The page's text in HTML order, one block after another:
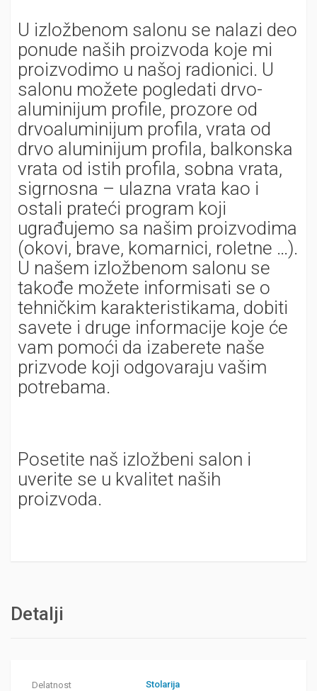
U izložbenom salonu se nalazi deo
ponude naših proizvoda koje mi
proizvodimo u našoj radionici. U
salonu možete pogledati drvo-
aluminijum profile, prozore od
drvoaluminijum profila, vrata od
drvo aluminijum profila, balkonska
vrata od istih profila, sobna vrata,
sigrnosna – ulazna vrata kao i
ostali prateći program koji
ugrađujemo sa našim proizvodima
(okovi, brave, komarnici, roletne …).
U našem izložbenom salonu se
takođe možete informisati se o
tehničkim karakteristikama, dobiti
savete i druge informacije koje će
vam pomoći da izaberete naše
prizvode koji odgovaraju vašim
potrebama.
Posetite naš izložbeni salon i
uverite se u kvalitet naših
proizvoda.
Detalji
Delatnost Stolarija